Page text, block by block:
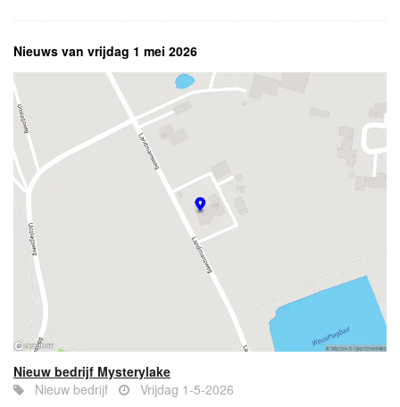
Nieuws van vrijdag 1 mei 2026
Nieuw bedrijf Mysterylake
Nieuw bedrijf
Vrijdag 1-5-2026